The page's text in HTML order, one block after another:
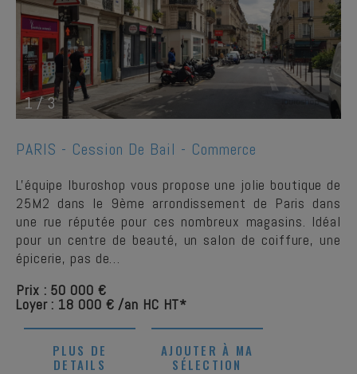
1/3
PARIS - Cession De Bail - Commerce
L'équipe Iburoshop vous propose une jolie boutique de
25M2 dans le 9ème arrondissement de Paris dans
une rue réputée pour ces nombreux magasins. Idéal
pour un centre de beauté, un salon de coiffure, une
épicerie, pas de…
Prix : 50 000 €
Loyer : 18 000 € /an HC HT*
PLUS DE
DETAILS
AJOUTER À MA
SÉLECTION